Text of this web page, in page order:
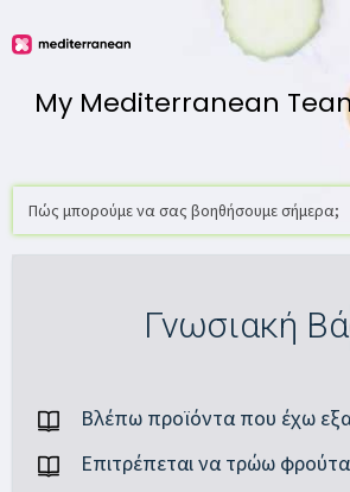
My Mediterranean
Γνωσιακή
Βλέπω προϊόντα που έχω
Επιτρέπεται να τρώω